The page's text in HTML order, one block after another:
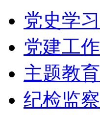
党史学习
党建工作
主题教育
纪检监察